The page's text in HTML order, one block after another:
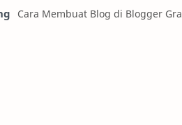
Cara Membuat Blog di Blogger